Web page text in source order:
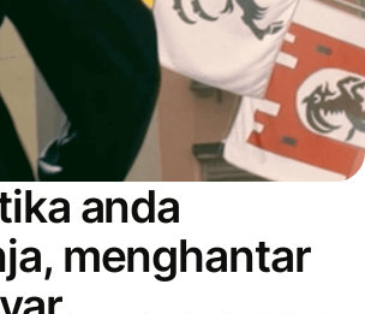
anda
menghantar